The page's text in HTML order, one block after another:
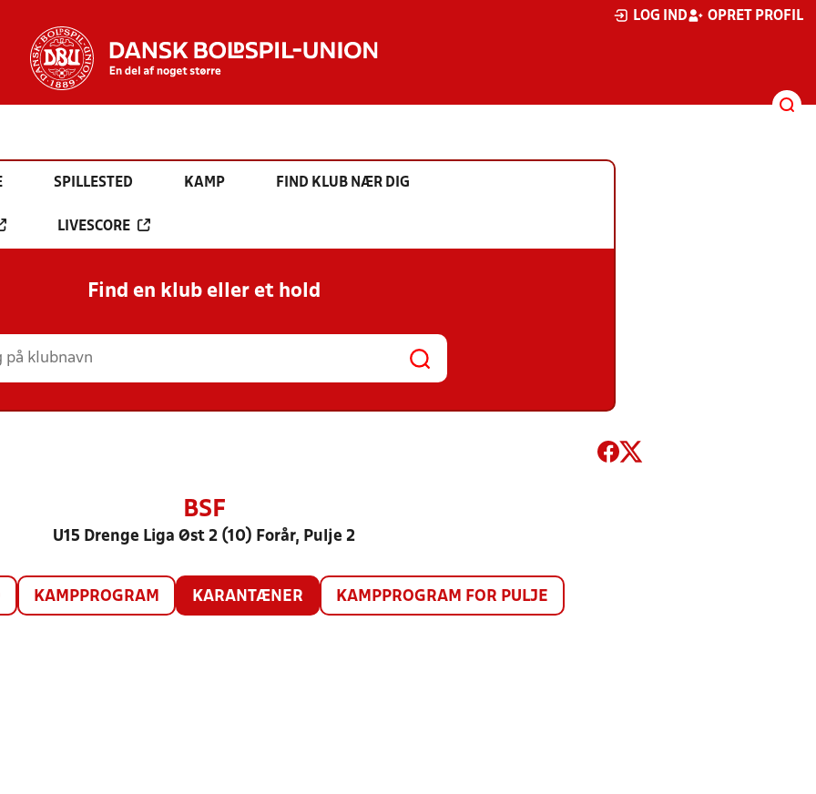
LOG IND OPRET PROFIL
SPILLESTED KAMP FIND KLUB NÆR DIG
LIVESCORE
Find en klub eller et hold
BSF
U15 Drenge Liga Øst 2 (10) Forår, Pulje 2
KAMPPROGRAM KARANTÆNER KAMPPROGRAM FOR PULJE